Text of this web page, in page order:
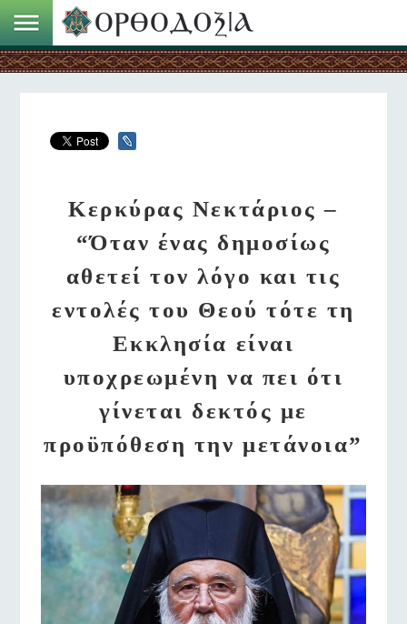
Κερκύρας Νεκτάριος –
“Όταν ένας δημοσίως
αθετεί τον λόγο και τις
εντολές του Θεού τότε τη
Εκκλησία είναι
υποχρεωμένη να πει ότι
γίνεται δεκτός με
προϋπόθεση την μετάνοια”